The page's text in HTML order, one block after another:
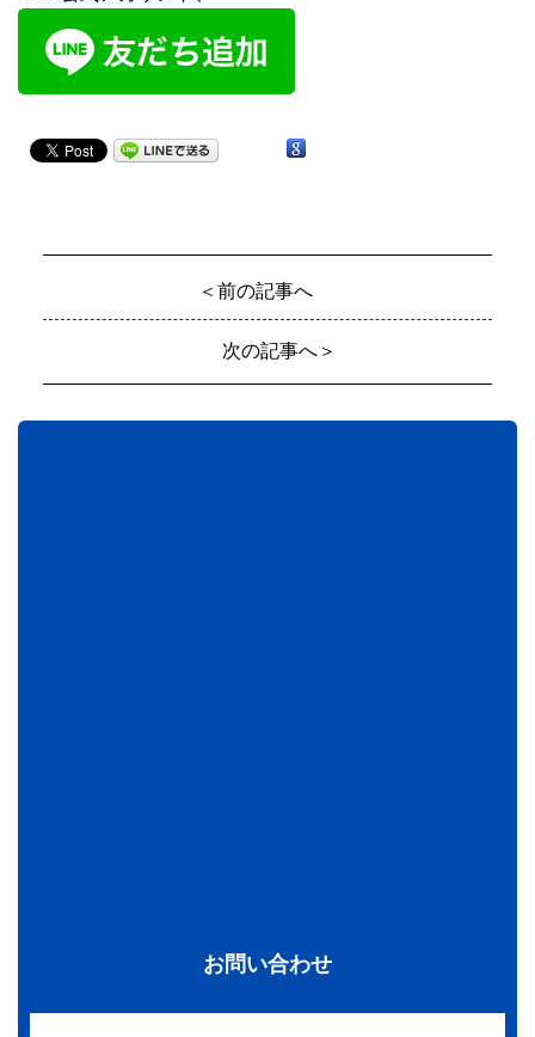
＜前の記事へ
次の記事へ＞
お問い合わせ